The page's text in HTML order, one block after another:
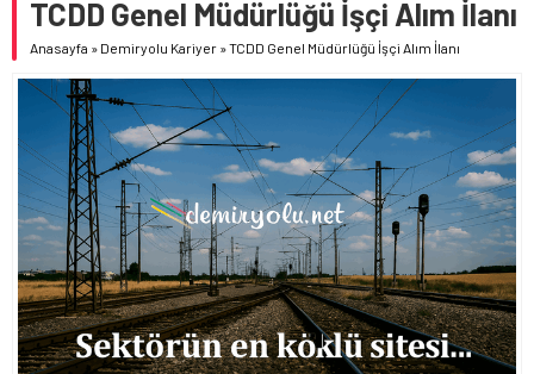
TCDD Genel Müdürlüğü İşçi Alım İlanı
Anasayfa » Demiryolu Kariyer »TCDD Genel Müdürlüğü İşçi Alım İlanı